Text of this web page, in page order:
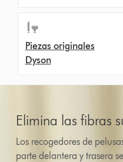
Piezas originales
Dyson
Elimina las fibras
Los recogedores de
parte delantera y trasera